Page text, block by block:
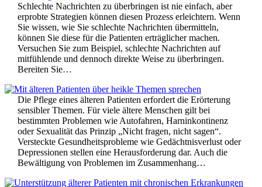
Schlechte Nachrichten zu überbringen ist nie einfach, aber
erprobte Strategien können diesen Prozess erleichtern. Wenn
Sie wissen, wie Sie schlechte Nachrichten übermitteln,
können Sie diese für die Patienten erträglicher machen.
Versuchen Sie zum Beispiel, schlechte Nachrichten auf
mitfühlende und dennoch direkte Weise zu überbringen.
Bereiten Sie…
Die Pflege eines älteren Patienten erfordert die Erörterung
sensibler Themen. Für viele ältere Menschen gilt bei
bestimmten Problemen wie Autofahren, Harninkontinenz
oder Sexualität das Prinzip „Nicht fragen, nicht sagen“.
Versteckte Gesundheitsprobleme wie Gedächtnisverlust oder
Depressionen stellen eine Herausforderung dar. Auch die
Bewältigung von Problemen im Zusammenhang…